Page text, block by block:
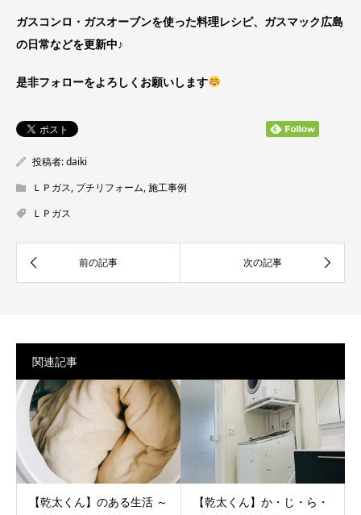
ガスコンロ・ガスオーブンを使った料理レシピ、ガスマック広島
の日常などを更新中♪
是非フォローをよろしくお願いします
投稿者:daiki
ＬＰガス, プチリフォーム,施工事例
ＬＰガス
関連記事
【乾太くん】のある生活 ～
【乾太くん】か・じ・ら・